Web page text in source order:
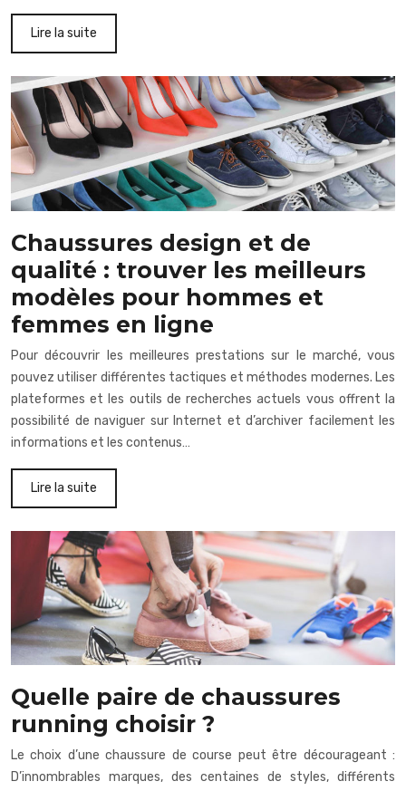
Lire la suite
Chaussures design et de
qualité : trouver les meilleurs
modèles pour hommes et
femmes en ligne
Pour découvrir les meilleures prestations sur le marché, vous
pouvez utiliser différentes tactiques et méthodes modernes. Les
plateformes et les outils de recherches actuels vous offrent la
possibilité de naviguer sur Internet et d’archiver facilement les
informations et les contenus…
Lire la suite
Quelle paire de chaussures
running choisir ?
Le choix d’une chaussure de course peut être décourageant :
D’innombrables marques, des centaines de styles, différents